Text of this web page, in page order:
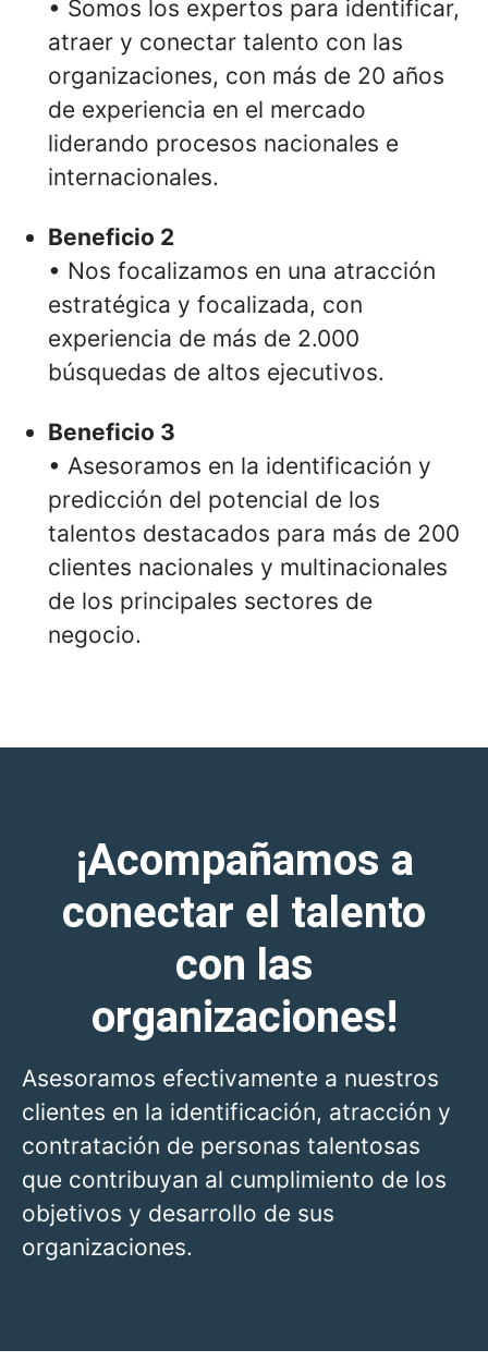
• Somos los expertos para identificar,
atraer y conectar talento con las
organizaciones, con más de 20 años
de experiencia en el mercado
liderando procesos nacionales e
internacionales.
Beneficio 2
• Nos focalizamos en una atracción
estratégica y focalizada, con
experiencia de más de 2.000
búsquedas de altos ejecutivos.
Beneficio 3
• Asesoramos en la identificación y
predicción del potencial de los
talentos destacados para más de 200
clientes nacionales y multinacionales
de los principales sectores de
negocio.
¡Acompañamos a
conectar el talento
con las
organizaciones!
Asesoramos efectivamente a nuestros
clientes en la identificación, atracción y
contratación de personas talentosas
que contribuyan al cumplimiento de los
objetivos y desarrollo de sus
organizaciones.